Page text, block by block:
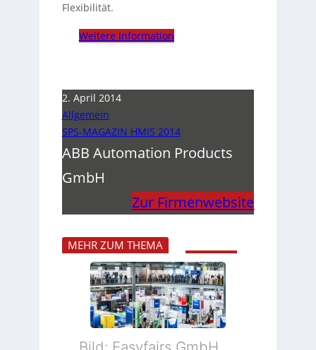
Flexibilität.
Weitere Information
2. April 2014
Allgemein
SPS-MAGAZIN HMIS 2014
ABB Automation Products
GmbH
Zur Firmenwebsite
MEHR ZUM THEMA